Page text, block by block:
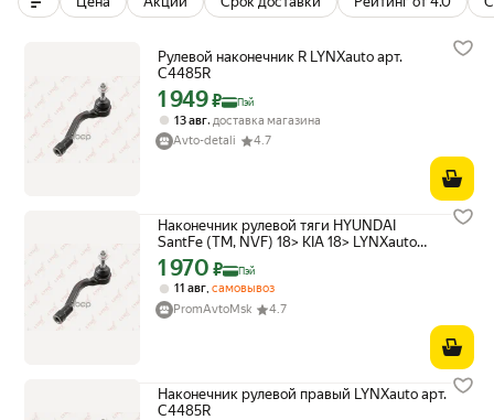
Рулевой наконечник R LYNXauto арт.
C4485R
Цена с картой Яндекс Пэй 1949 ₽ вместо
1 949₽ Пэй
13 авг, доставка магазина
Avto-detali
4.7
Наконечник рулевой тяги HYUNDAI
SantFe (TM, NVF) 18> KIA 18> LYNXauto
арт. C4485R
Цена с картой Яндекс Пэй 1970 ₽ вместо
1 970 ₽ Пэй
11 авг, самовывоз
PromAvtoMsk
4.7
Наконечник рулевой правый LYNXauto арт.
C4485R